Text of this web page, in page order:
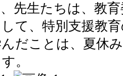
先生たちは、教
て、特別支援教
だことは、夏休
。